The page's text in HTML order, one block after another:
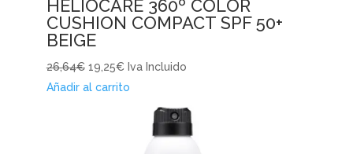
HELIOCARE 360º COLOR
CUSHION COMPACT SPF 50+
BEIGE
26,64€ 19,25€ Iva Incluido
Añadir al carrito